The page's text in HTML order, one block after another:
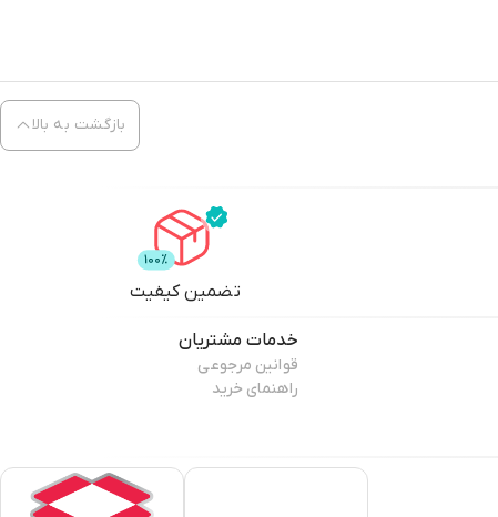
بازگشت به بالا
تضمین کیفیت
خدمات مشتریان
قوانین مرجوعی
راهنمای خرید